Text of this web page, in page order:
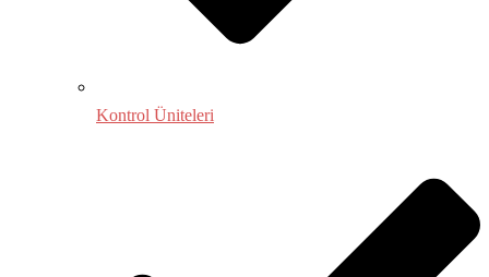
Kontrol Üniteleri